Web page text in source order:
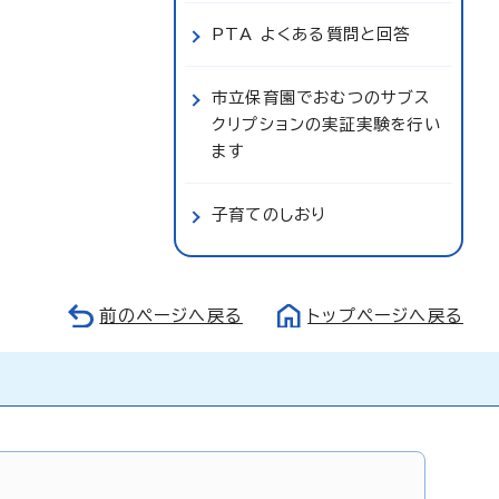
PTA よくある質問と回答
市立保育園でおむつのサブス
クリプションの実証実験を行い
ます
子育てのしおり
前のページへ戻る トップページへ戻る